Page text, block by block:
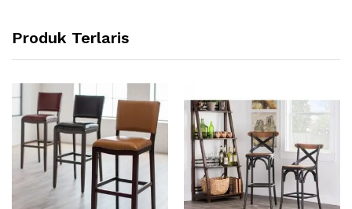
Produk Terlaris